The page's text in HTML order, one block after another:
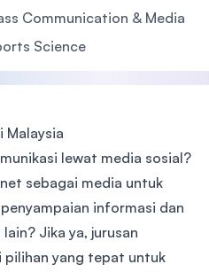
Communication & Media
Science
Malaysia
lewat media sosial?
sebagai media untuk
informasi dan
Jika ya, jurusan
pilihan yang tepat untuk